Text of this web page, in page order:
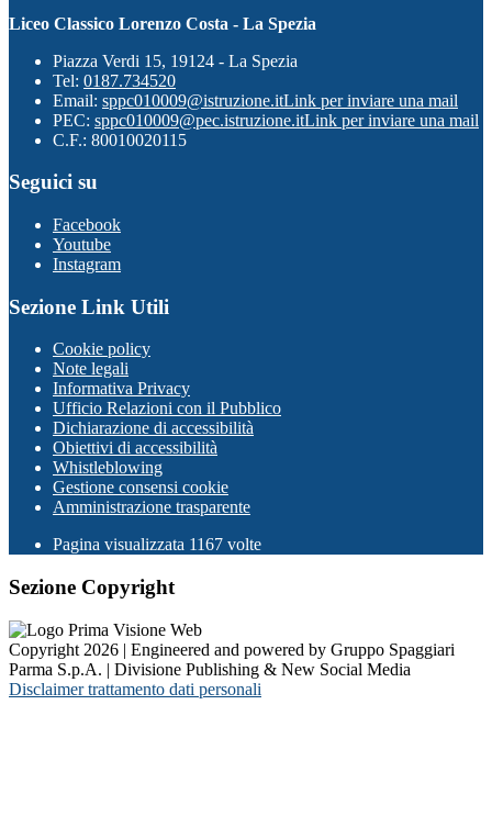
Liceo Classico Lorenzo Costa - La Spezia
Piazza Verdi 15, 19124 - La Spezia
Tel: 0187.734520
Email: sppc010009@istruzione.itLink per inviare una mail
PEC: sppc010009@pec.istruzione.itLink per inviare una mail
C.F.: 80010020115
Seguici su
Facebook
Youtube
Instagram
Sezione Link Utili
Cookie policy
Note legali
Informativa Privacy
Ufficio Relazioni con il Pubblico
Dichiarazione di accessibilità
Obiettivi di accessibilità
Whistleblowing
Gestione consensi cookie
Amministrazione trasparente
Pagina visualizzata 1167 volte
Sezione Copyright
Copyright 2026 | Engineered and powered by Gruppo Spaggiari
Parma S.p.A. | Divisione Publishing & New Social Media
Disclaimer trattamento dati personali